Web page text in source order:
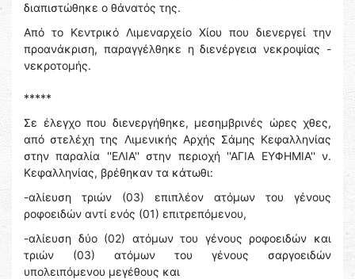
διαπιστώθηκε ο θάνατός της.
Από το Κεντρικό Λιμεναρχείο Χίου που διενεργεί την
προανάκριση, παραγγέλθηκε η διενέργεια νεκροψίας -
νεκροτομής.
*****
Σε έλεγχο που διενεργήθηκε, μεσημβρινές ώρες χθες,
από στελέχη της Λιμενικής Αρχής Σάμης Κεφαλληνίας
στην παραλία ''ΕΛΙΑ'' στην περιοχή ''ΑΓΙΑ ΕΥΦΗΜΙΑ'' ν.
Κεφαλληνίας, βρέθηκαν τα κάτωθι:
-αλίευση τριών (03) επιπλέον ατόμων του γένους
ροφοειδών αντί ενός (01) επιτρεπόμενου,
-αλίευση δύο (02) ατόμων του γένους ροφοειδών και
τριών (03) ατόμων του γένους σαργοειδών
υπολειπόμενου μεγέθους και